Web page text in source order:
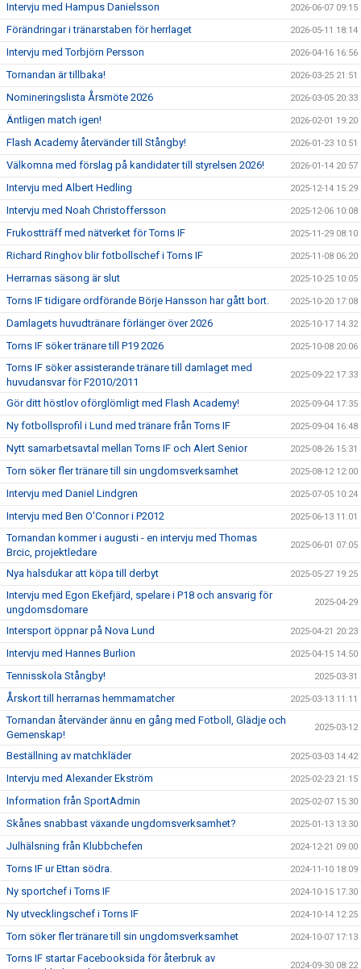
Intervju med Hampus Danielsson 2026-06-07 09:15
Förändringar i tränarstaben för herrlaget 2026-05-11 18:14
Intervju med Torbjörn Persson 2026-04-16 16:56
Tornandan är tillbaka! 2026-03-25 21:51
Nomineringslista Årsmöte 2026 2026-03-05 20:33
Äntligen match igen! 2026-02-01 19:20
Flash Academy återvänder till Stångby! 2026-01-23 10:51
Välkomna med förslag på kandidater till styrelsen 2026! 2026-01-14 20:57
Intervju med Albert Hedling 2025-12-14 15:29
Intervju med Noah Christoffersson 2025-12-06 10:08
Frukostträff med nätverket för Torns IF 2025-11-29 08:10
Richard Ringhov blir fotbollschef i Torns IF 2025-11-08 06:20
Herrarnas säsong är slut 2025-10-25 10:05
Torns IF tidigare ordförande Börje Hansson har gått bort. 2025-10-20 17:08
Damlagets huvudtränare förlänger över 2026 2025-10-17 14:32
Torns IF söker tränare till P19 2026 2025-10-08 20:06
Torns IF söker assisterande tränare till damlaget med
huvudansvar för F2010/2011
2025-09-22 17:33
Gör ditt höstlov oförglömligt med Flash Academy! 2025-09-04 17:35
Ny fotbollsprofil i Lund med tränare från Torns IF 2025-09-04 16:48
Nytt samarbetsavtal mellan Torns IF och Alert Senior 2025-08-26 15:31
Torn söker fler tränare till sin ungdomsverksamhet 2025-08-12 12:00
Intervju med Daniel Lindgren 2025-07-05 10:24
Intervju med Ben O'Connor i P2012 2025-06-13 11:01
Tornandan kommer i augusti - en intervju med Thomas
Brcic, projektledare
2025-06-01 07:05
Nya halsdukar att köpa till derbyt 2025-05-27 19:25
Intervju med Egon Ekefjärd, spelare i P18 och ansvarig för
ungdomsdomare
2025-04-29
Intersport öppnar på Nova Lund 2025-04-21 20:23
Intervju med Hannes Burlion 2025-04-15 14:50
Tennisskola Stångby! 2025-03-31
Årskort till herrarnas hemmamatcher 2025-03-13 11:11
Tornandan återvänder ännu en gång med Fotboll, Glädje och
Gemenskap!
2025-03-12
Beställning av matchkläder 2025-03-03 14:42
Intervju med Alexander Ekström 2025-02-23 21:15
Information från SportAdmin 2025-02-07 15:30
Skånes snabbast växande ungdomsverksamhet? 2025-01-13 13:30
Julhälsning från Klubbchefen 2024-12-21 09:00
Torns IF ur Ettan södra. 2024-11-10 18:09
Ny sportchef i Torns IF 2024-10-15 17:30
Ny utvecklingschef i Torns IF 2024-10-14 12:25
Torn söker fler tränare till sin ungdomsverksamhet 2024-10-07 17:13
Torns IF startar Facebooksida för återbruk av
2024-09-30 08:22